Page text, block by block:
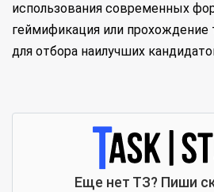
использования современных
геймификация или прохождение
для отбора наилучших
Еще нет ТЗ? Пиши